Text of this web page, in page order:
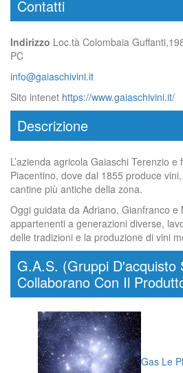
Contatti
Indirizzo Loc.tà Colombaia
PC
info@gaiaschivini.it
Sito intenet https://www.gaiaschivini.it/
Descrizione
L’azienda agricola Gaiaschi Terenzio
Piacentino, dove dal 1855 produce
cantine più antiche della zona.
Oggi guidata da Adriano, Gianfranco e
appartenenti a generazioni diverse,
delle tradizioni e la produzione di vini
G.A.S. (Gruppi D'acquisto
Collaborano Con Il
Gas Le